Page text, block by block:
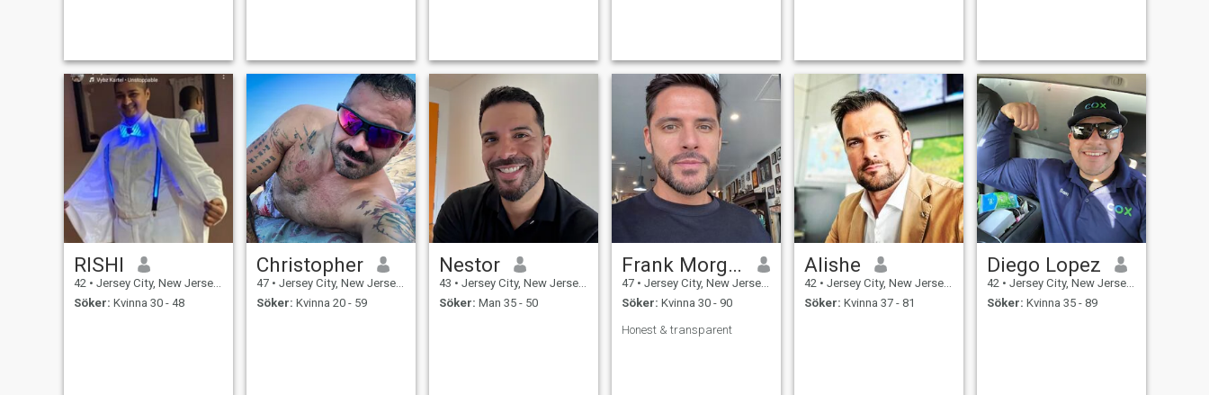
RISHI
42 • Jersey City, New Jersey, USA
Söker: Kvinna 30 - 48
Christopher
47 • Jersey City, New Jersey, USA
Söker: Kvinna 20 - 59
Nestor
43 • Jersey City, New Jersey, USA
Söker: Man 35 - 50
Frank Morgan
47 • Jersey City, New Jersey, USA
Söker: Kvinna 30 - 90
Honest & transparent
Alishe
42 • Jersey City, New Jersey, USA
Söker: Kvinna 37 - 81
Diego Lopez
42 • Jersey City, New Jersey, USA
Söker: Kvinna 35 - 89